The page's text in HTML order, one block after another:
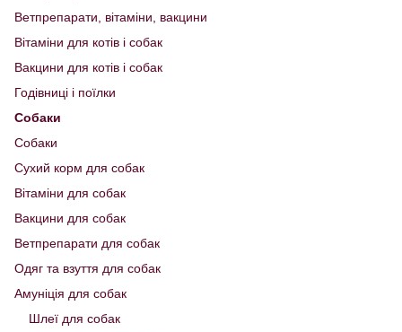
Ветпрепарати, вітаміни, вакцини
Вітаміни для котів і собак
Вакцини для котів і собак
Годівниці і поїлки
Собаки
Собаки
Сухий корм для собак
Вітаміни для собак
Вакцини для собак
Ветпрепарати для собак
Одяг та взуття для собак
Амуніція для собак
Шлеї для собак